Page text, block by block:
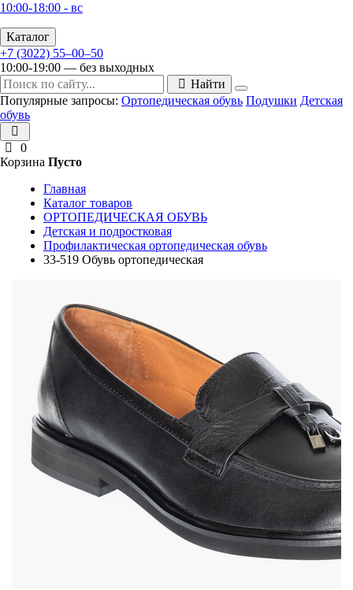
10:00-18:00 - вс
Каталог
+7 (3022) 55‒00‒50
10:00-19:00 — без выходных
Найти
Популярные запросы: Ортопедическая обувь Подушки Детская
обувь
0
Корзина Пусто
Главная
Каталог товаров
ОРТОПЕДИЧЕСКАЯ ОБУВЬ
Детская и подростковая
Профилактическая ортопедическая обувь
33-519 Обувь ортопедическая